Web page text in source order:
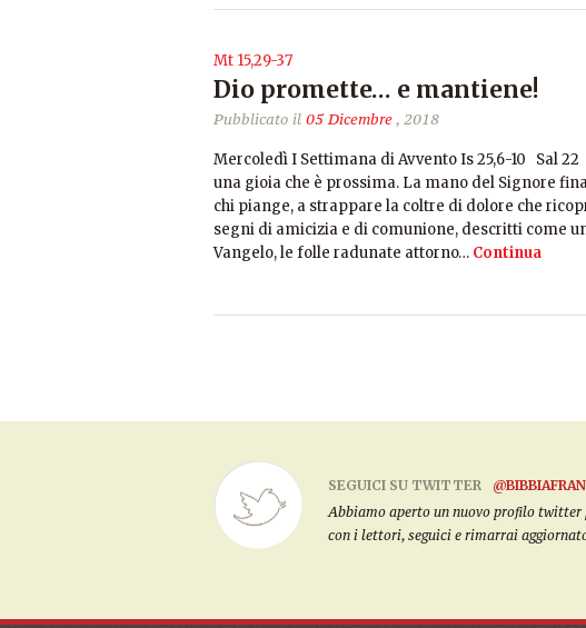
Mt 15,29-37
Dio promette… e mantiene!
Pubblicato il 05 Dicembre, 2018
Mercoledì I Settimana di Avvento Is 25,6-10 Sal
una gioia che è prossima. La mano del Signore
chi piange, a strappare la coltre di dolore che
segni di amicizia e di comunione, descritti come
Vangelo, le folle radunate attorno… Continua
SEGUICI SU TWITTER
Abbiamo aperto un nuovo profilo
con i lettori, seguici e rimarrai